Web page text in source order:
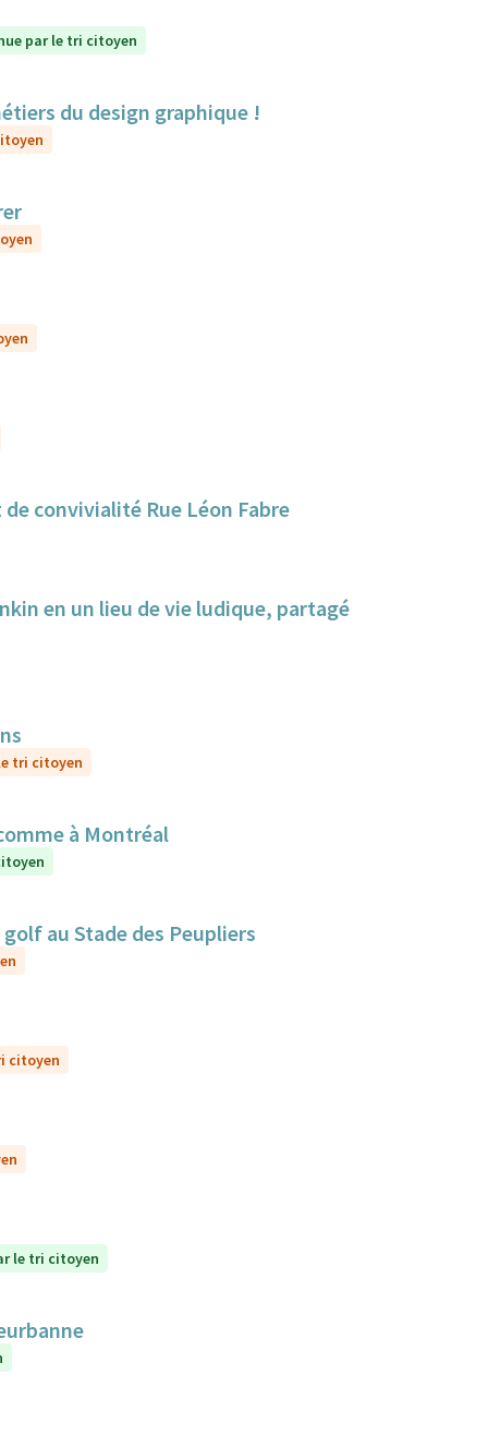
par le tri citoyen
du design graphique !
convivialité Rue Léon Fabre
en un lieu de vie ludique, partagé
tri citoyen
à Montréal
au Stade des Peupliers
citoyen
le tri citoyen